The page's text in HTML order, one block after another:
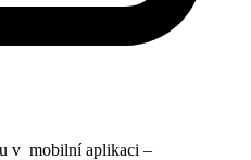
v mobilní aplikaci –